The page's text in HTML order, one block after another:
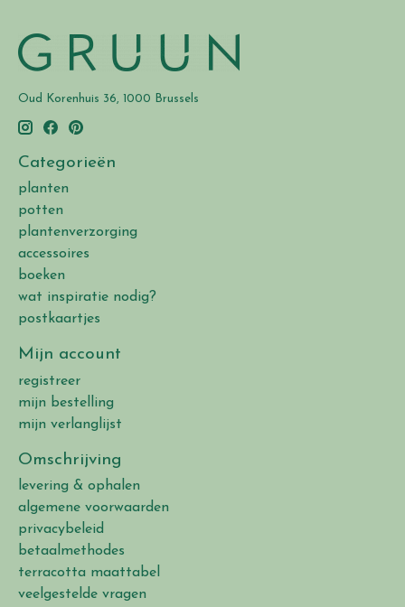
Oud Korenhuis 36, 1000 Brussels
Categorieën
planten
potten
plantenverzorging
accessoires
boeken
wat inspiratie nodig?
postkaartjes
Mijn account
registreer
mijn bestelling
mijn verlanglijst
Omschrijving
levering & ophalen
algemene voorwaarden
privacybeleid
betaalmethodes
terracotta maattabel
veelgestelde vragen